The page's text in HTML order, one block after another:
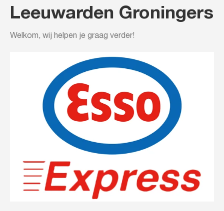
Leeuwarden Groningers
Welkom, wij helpen je graag verder!